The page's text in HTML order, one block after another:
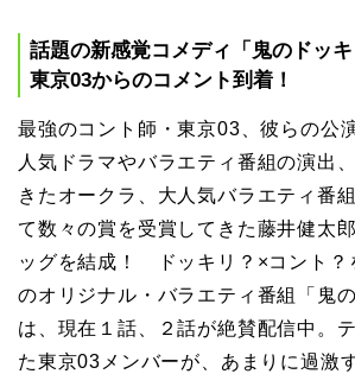
話題の新感覚コメディ「鬼のドッキ
東京03からのコメント到着！
最強のコント師・東京03、彼らの公
人気ドラマやバラエティ番組の演出
きたオークラ、大人気バラエティ番
て数々の賞を受賞してきた藤井健太
ッグを結成！ ドッキリ？×コント？
のオリジナル・バラエティ番組「鬼
は、現在１話、２話が絶賛配信中。
た東京03メンバーが、あまりに過激